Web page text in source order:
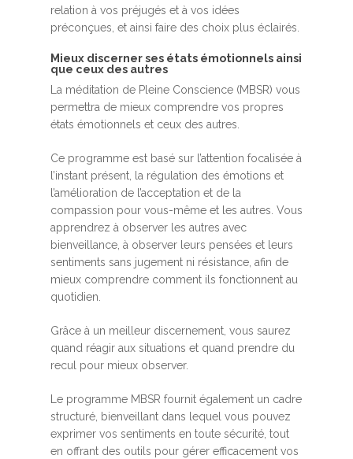
relation à vos préjugés et à vos idées
préconçues, et ainsi faire des choix plus éclairés.
Mieux discerner ses états émotionnels ainsi
que ceux des autres
La méditation de Pleine Conscience (MBSR) vous
permettra de mieux comprendre vos propres
états émotionnels et ceux des autres.
Ce programme est basé sur l’attention focalisée à
l’instant présent, la régulation des émotions et
l’amélioration de l’acceptation et de la
compassion pour vous-même et les autres. Vous
apprendrez à observer les autres avec
bienveillance, à observer leurs pensées et leurs
sentiments sans jugement ni résistance, afin de
mieux comprendre comment ils fonctionnent au
quotidien.
Grâce à un meilleur discernement, vous saurez
quand réagir aux situations et quand prendre du
recul pour mieux observer.
Le programme MBSR fournit également un cadre
structuré, bienveillant dans lequel vous pouvez
exprimer vos sentiments en toute sécurité, tout
en offrant des outils pour gérer efficacement vos